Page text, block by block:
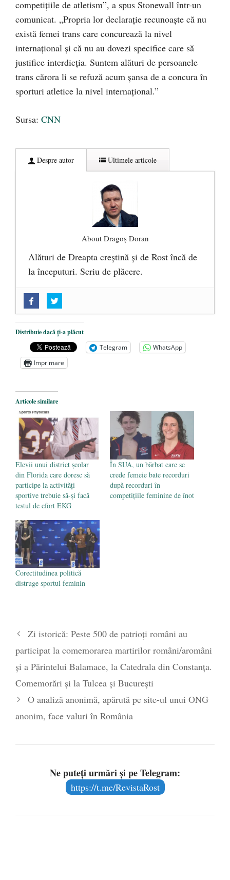
competițiile de atletism”, a spus Stonewall într-un
comunicat. „Propria lor declarație recunoaște că nu
există femei trans care concurează la nivel
internațional și că nu au dovezi specifice care să
justifice interdicția. Suntem alături de persoanele
trans cărora li se refuză acum șansa de a concura în
sporturi atletice la nivel internațional.”
Sursa: CNN
Despre autor Ultimele articole
About Dragoș Doran
Alături de Dreapta creștină și de Rost încă de
la începuturi. Scriu de plăcere.
„Acum nu e momentul”
O nouă autostradă distruge pădurea
amazoniană, pentru summitul climatic
COP30 - 14 martie 2025
Alegeri controlate
Distribuie dacă ți-a plăcut
Telegram
WhatsApp
Imprimare
Articole similare
Elevii unui district școlar
din Florida care doresc să
participe la activități
sportive trebuie să-și facă
testul de efort EKG
În SUA, un bărbat care se
crede femeie bate recorduri
după recorduri în
competițiile feminine de înot
Corectitudinea politică
distruge sportul feminin
Zi istorică: Peste 500 de patrioți români au
participat la comemorarea martirilor români/aromâni
și a Părintelui Balamace, la Catedrala din Constanța.
Comemorări și la Tulcea și București
O analiză anonimă, apărută pe site-ul unui ONG
anonim, face valuri în România
Ne puteți urmări și pe Telegram:
https://t.me/RevistaRost